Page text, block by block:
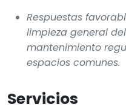
Respuestas
limpieza general
mantenimiento
espacios comunes.
Servicios